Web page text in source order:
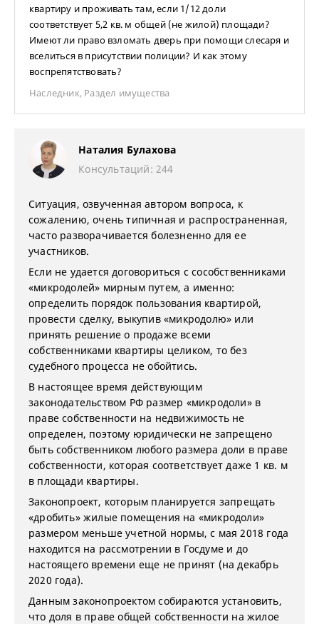
квартиру и проживать там, если 1/12 доли
соответствует 5,2 кв. м общей (не жилой) площади?
Имеют ли право взломать дверь при помощи слесаря и
вселиться в присутствии полиции? И как этому
воспрепятствовать?
Наследник, Раздел имущества
Наталия Булахова
Консультаций: 244
Ситуация, озвученная автором вопроса, к
сожалению, очень типичная и распространенная,
часто разворачивается болезненно для ее
участников.
Если не удается договориться с сособственниками
«микродолей» мирным путем, а именно:
определить порядок пользования квартирой,
провести сделку, выкупив «микродолю» или
принять решение о продаже всеми
собственниками квартиры целиком, то без
судебного процесса не обойтись.
В настоящее время действующим
законодательством РФ размер «микродоли» в
праве собственности на недвижимость не
определен, поэтому юридически не запрещено
быть собственником любого размера доли в праве
собственности, которая соответствует даже 1 кв. м
в площади квартиры.
Законопроект, которым планируется запрещать
«дробить» жилые помещения на «микродоли»
размером меньше учетной нормы, с мая 2018 года
находится на рассмотрении в Госдуме и до
настоящего времени еще не принят (на декабрь
2020 года).
Данным законопроектом собираются установить,
что доля в праве общей собственности на жилое